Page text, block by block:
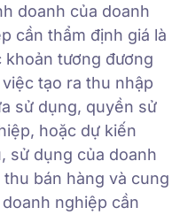
doanh của doanh
cần thẩm định giá là
khoản tương đương
tạo ra thu nhập
sử dụng, quyền sử
hoặc dự kiến
sử dụng của doanh
bán hàng và cung
nghiệp cần